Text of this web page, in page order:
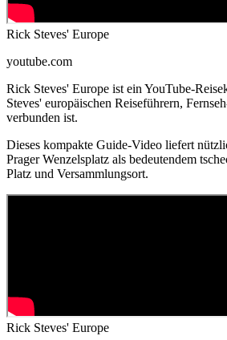
Rick Steves' Europe
youtube.com
Rick Steves' Europe ist ein YouTube-
Steves' europäischen Reiseführern,
verbunden ist.
Dieses kompakte Guide-Video liefert
Prager Wenzelsplatz als bedeutendem
Platz und Versammlungsort.
Rick Steves' Europe